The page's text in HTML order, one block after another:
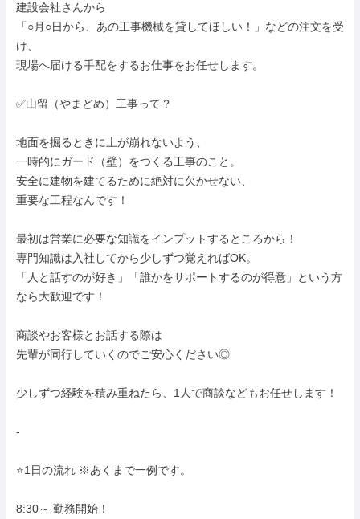
建設会社さんから
「○月○日から、あの工事機械を貸してほしい！」などの注文を受
け、
現場へ届ける手配をするお仕事をお任せします。
✅山留（やまどめ）工事って？
地面を掘るときに土が崩れないよう、
一時的にガード（壁）をつくる工事のこと。
安全に建物を建てるために絶対に欠かせない、
重要な工程なんです！
最初は営業に必要な知識をインプットするところから！
専門知識は入社してから少しずつ覚えればOK。
「人と話すのが好き」「誰かをサポートするのが得意」という方
なら大歓迎です！
商談やお客様とお話する際は
先輩が同行していくのでご安心ください◎
少しずつ経験を積み重ねたら、1人で商談などもお任せします！
-
⭐1日の流れ ※あくまで一例です。
8:30～ 勤務開始！